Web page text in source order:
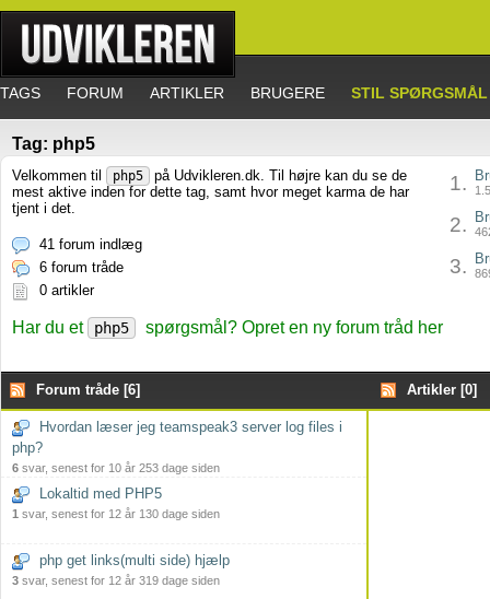
TAGS FORUM ARTIKLER BRUGERE STIL SPØRGSMÅL
Tag: php5
Velkommen til php5
på Udvikleren.dk. Til højre kan du se de
mest aktive inden for dette tag, samt hvor meget karma de har
tjent i det.
41 forum indlæg
6 forum tråde
0 artikler
1.
2.
3.
Har du et php5 spørgsmål? Opret en ny forum tråd her
Forum tråde [6] Artikler [0]
Hvordan læser jeg teamspeak3 server log files i
php?
6 svar, senest for 10 år 253 dage siden
Lokaltid med PHP5
1 svar, senest for 12 år 130 dage siden
php get links(multi side) hjælp
3 svar, senest for 12 år 319 dage siden